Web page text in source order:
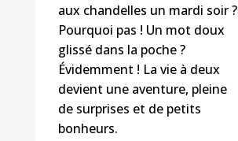
aux chandelles un mardi soir ?
Pourquoi pas ! Un mot doux
glissé dans la poche ?
Évidemment ! La vie à deux
devient une aventure, pleine
de surprises et de petits
bonheurs.